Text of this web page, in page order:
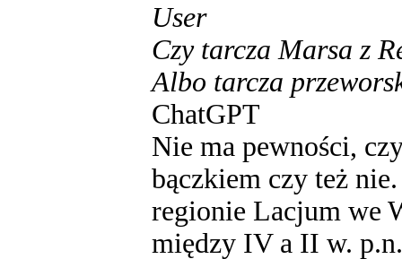
User
Czy tarcza Marsa z
Albo tarcza
ChatGPT
Nie ma pewności,
bączkiem czy też
regionie Lacjum we
między IV a II w.